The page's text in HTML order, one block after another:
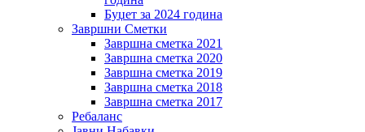
Буџет за 2024 година
Завршни Сметки
Завршна сметка 2021
Завршна сметка 2020
Завршна сметка 2019
Завршна сметка 2018
Завршна сметка 2017
Ребаланс